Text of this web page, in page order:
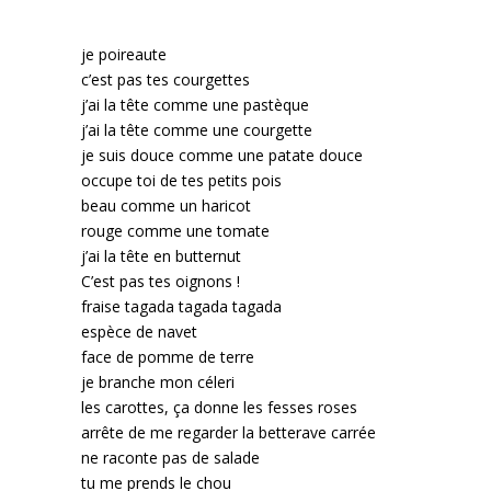
je poireaute
c’est pas tes courgettes
j’ai la tête comme une pastèque
j’ai la tête comme une courgette
je suis douce comme une patate douce
occupe toi de tes petits pois
beau comme un haricot
rouge comme une tomate
j’ai la tête en butternut
C’est pas tes oignons !
fraise tagada tagada tagada
espèce de navet
face de pomme de terre
je branche mon céleri
les carottes, ça donne les fesses roses
arrête de me regarder la betterave carrée
ne raconte pas de salade
tu me prends le chou